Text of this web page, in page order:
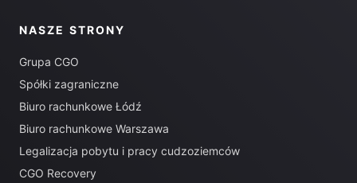
NASZE STRONY
Grupa CGO
Spółki zagraniczne
Biuro rachunkowe Łódź
Biuro rachunkowe Warszawa
Legalizacja pobytu i pracy cudzoziemców
CGO Recovery